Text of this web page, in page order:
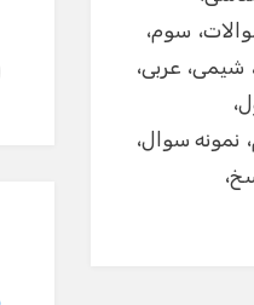
سوم
شیمی عربی
نمونه سوال